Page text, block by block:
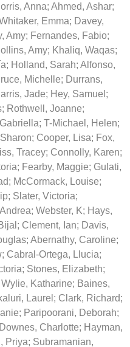
Anna; Ahmed, Ashar;
Emma; Davey,
Amy; Fernandes, Fabio;
Amy; Khaliq, Waqas;
; Holland, Sarah; Alfonso,
Michelle; Durrans,
Jade; Hey, Samuel ;
; Rothwell, Joanne;
; T-Michael, Helen;
; Cooper, Lisa; Fox,
Tracey; Connolly, Karen;
; Fearby, Maggie; Gulati,
; McCormack, Louise;
; Slater, Victoria;
; Webster, K; Hays,
; Clement, Ian; Davis,
; Abernathy, Caroline;
; Cabral-Ortega, Llucia;
; Stones, Elizabeth;
Wylie, Katharine; Baines,
Laurel ; Clark, Richard;
; Paripoorani, Deborah;
Downes, Charlotte; Hayman,
Priya; Subramanian,